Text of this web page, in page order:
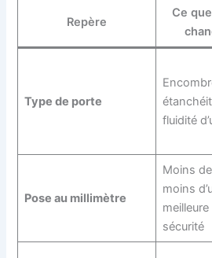
Repère
Ce
Type de porte
fluidité
Pose au millimètre
Moins
moins
meilleure
sécurité